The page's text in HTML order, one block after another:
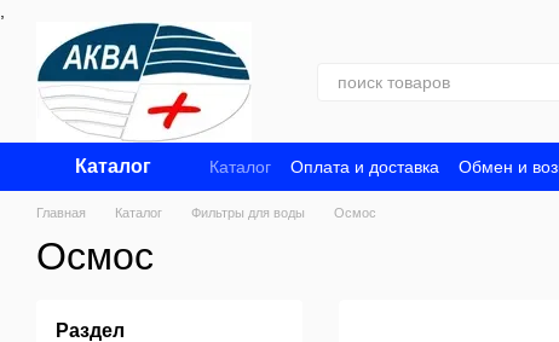
Перейти к основному контенту
Каталог Каталог Оплата и доставка Обмен и
Главная Каталог Фильтры для воды Осмос
Осмос
Раздел